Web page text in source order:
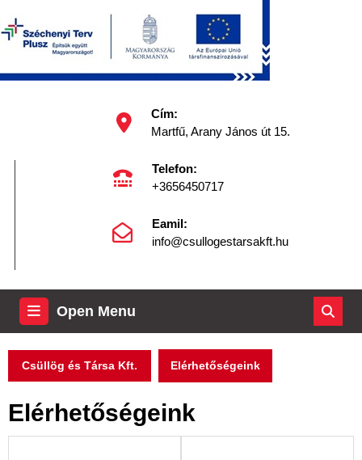
to
content
Cím:
Martfű, Arany János út 15.
Telefon:
+3656450717
Eamil:
info@csullogestarsakft.hu
Open Menu
Menu
Csüllög és Társa Kft. Elérhetőségeink
Elérhetőségeink